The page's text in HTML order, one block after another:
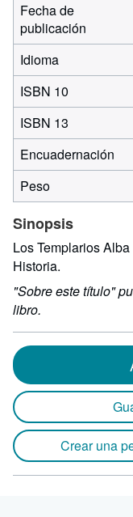
Fecha de
publicación
Idioma
ISBN 10
ISBN 13
Encuadernación
Peso
Sinopsis
Los Templarios
Historia.
"Sobre este título"
libro.
Crear una